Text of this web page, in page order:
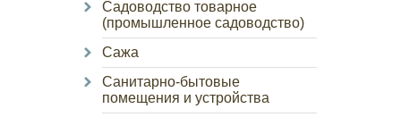
Садоводство товарное
(промышленное садоводство)
Сажа
Санитарно-бытовые
помещения и устройства